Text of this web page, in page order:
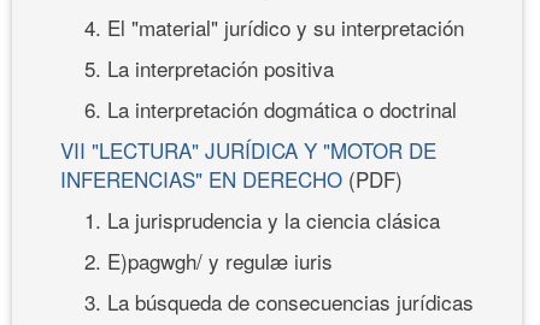
4. El "material" jurídico y su interpretación
5. La interpretación positiva
6. La interpretación dogmática o doctrinal
VII "LECTURA" JURÍDICA Y "MOTOR DE
INFERENCIAS" EN DERECHO (PDF)
1. La jurisprudencia y la ciencia clásica
2. E)pagwgh/ y regulæ iuris
3. La búsqueda de consecuencias jurídicas